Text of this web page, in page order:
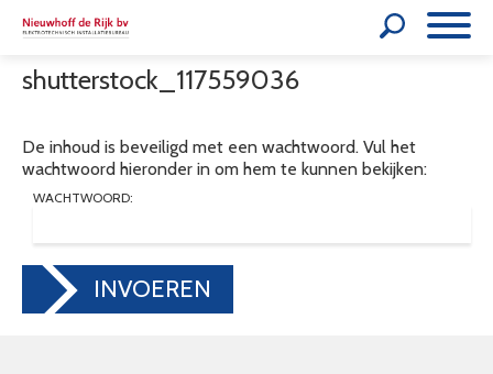
shutterstock_117559036
De inhoud is beveiligd met een wachtwoord. Vul het
wachtwoord hieronder in om hem te kunnen bekijken:
WACHTWOORD:
INVOEREN